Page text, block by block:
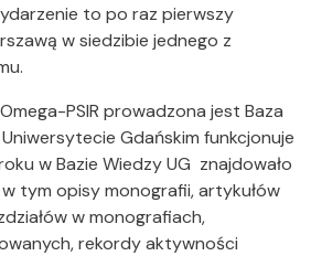
to po raz pierwszy
w siedzibie jednego z
PSIR prowadzona jest Baza
Gdańskim funkcjonuje
w Bazie Wiedzy UG znajdowało
w tym opisy monografii, artykułów
w monografiach,
rekordy aktywności